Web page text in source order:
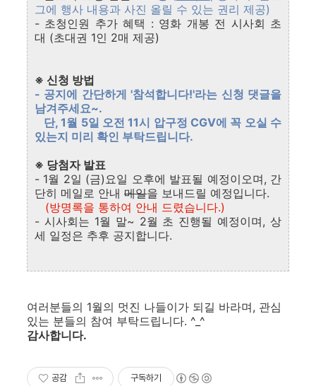
그에 행사 내용과 사진 올릴 수 있는 권리 제공)
- 초청인원 추가 혜택 : 영화 개봉 전 시사회 초
대 (초대권 1인 2매 제공)
※ 신청 방법
- 공지에 간단하게 '참석합니다!'라는 신청 댓글을
남겨주세요~.
단, 1월 5일 오전 11시 압구정 CGV에 꼭 오실 수
있는지 미리 확인 부탁드립니다.
※ 당첨자 발표
- 1월 2일 (금)요일 오후에 발표될 예정이오며, 간
단히 메일로 안내 메일을 보내드릴 예정입니다.
(방명록을 통하여 안내 드렸습니다.)
- 시사회는 1월 말~ 2월 초 진행될 예정이며, 상
세 일정은 추후 공지합니다.
여러분들의 1월의 멋진 나들이가 되길 바라며, 관심
있는 분들의 참여 부탁드립니다. ^_^
감사합니다.
공감 구독하기